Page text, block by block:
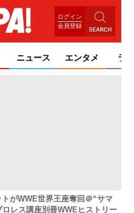
ログイン
会員登録
ニュース エンタメ ライ
トがWWE世界王座奪回＠“サマ
レス講座別冊WWEヒストリー